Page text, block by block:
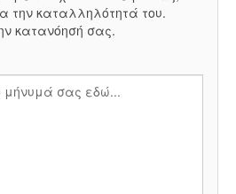
την καταλληλότητά του.
κατανόησή σας.